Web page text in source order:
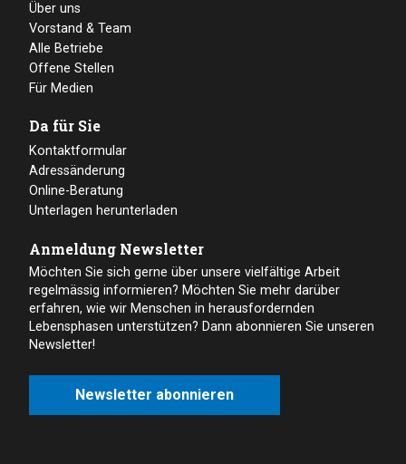
Über uns
Vorstand & Team
Alle Betriebe
Offene Stellen
Für Medien
Da für Sie
Kontaktformular
Adressänderung
Online-Beratung
Unterlagen herunterladen
Anmeldung Newsletter
Möchten Sie sich gerne über unsere vielfältige Arbeit
regelmässig informieren? Möchten Sie mehr darüber
erfahren, wie wir Menschen in herausfordernden
Lebensphasen unterstützen? Dann abonnieren Sie unseren
Newsletter!
Newsletter abonnieren